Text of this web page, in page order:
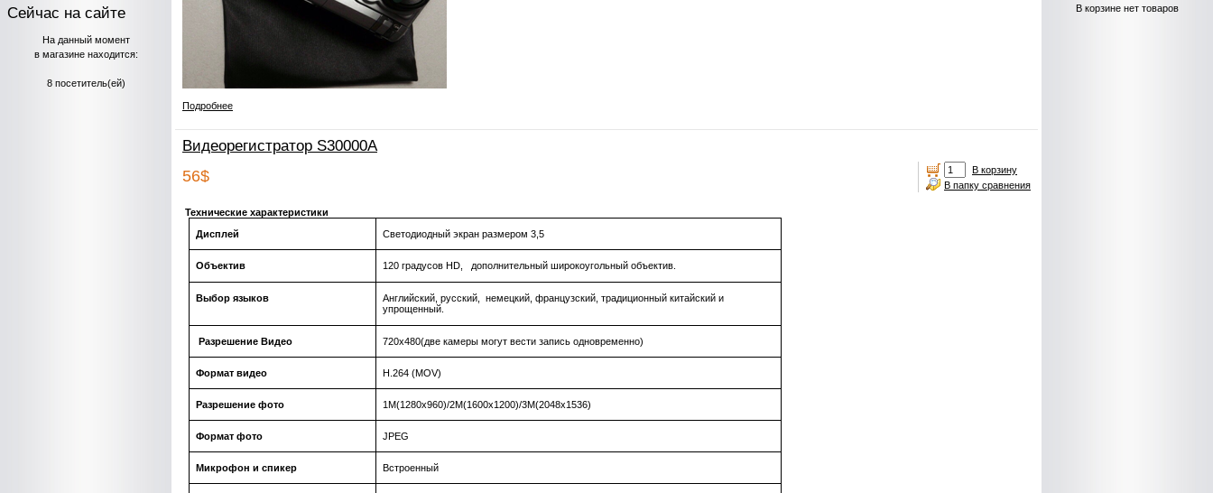
Сейчас на сайте
На данный момент
в магазине находится:
8 посетитель(ей)
Подробнее
Видеорегистратор S30000A
56$
В корзину
В папку сравнения
Технические характеристики
Дисплей
Светодиодный экран размером 3,5
Объектив 120 градусов HD, дополнительный широкоугольный объектив.
Выбор языков
Английский, русский, немецкий, французский, традиционный китайский и
упрощенный.
Разрешение Видео 720х480(две камеры могут вести запись одновременно)
Формат видео Н.264 (MOV)
Разрешение фото 1М(1280х960)/2М(1600х1200)/3М(2048х1536)
Формат фото JPЕG
Микрофон и спикер Встроенный
В корзине нет товаров